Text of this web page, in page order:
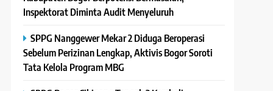
Inspektorat Diminta Audit Menyeluruh
SPPG Nanggewer Mekar 2 Diduga Beroperasi
Sebelum Perizinan Lengkap, Aktivis Bogor Soroti
Tata Kelola Program MBG